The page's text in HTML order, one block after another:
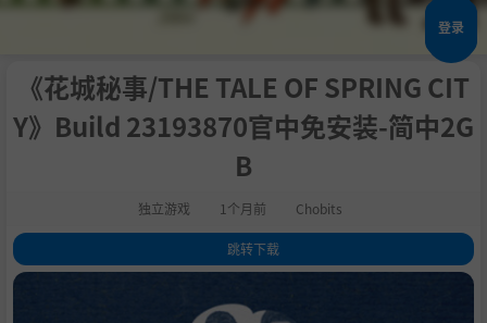
登录
《花城秘事/THE TALE OF SPRING CIT
Y》Build 23193870官中免安装-简中2G
B
独立游戏 1个月前 Chobits
跳转下载
1.关于此游戏